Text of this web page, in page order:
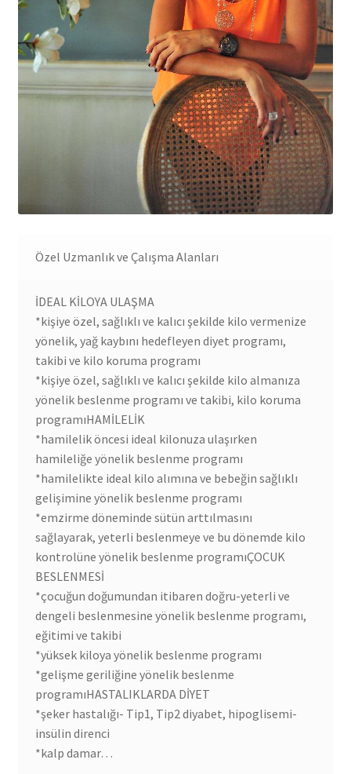
Özel Uzmanlık ve Çalışma Alanları
İDEAL KİLOYA ULAŞMA
*kişiye özel, sağlıklı ve kalıcı şekilde kilo vermenize
yönelik, yağ kaybını hedefleyen diyet programı,
takibi ve kilo koruma programı
*kişiye özel, sağlıklı ve kalıcı şekilde kilo almanıza
yönelik beslenme programı ve takibi, kilo koruma
programıHAMİLELİK
*hamilelik öncesi ideal kilonuza ulaşırken
hamileliğe yönelik beslenme programı
*hamilelikte ideal kilo alımına ve bebeğin sağlıklı
gelişimine yönelik beslenme programı
*emzirme döneminde sütün arttılmasını
sağlayarak, yeterli beslenmeye ve bu dönemde kilo
kontrolüne yönelik beslenme programıÇOCUK
BESLENMESİ
*çocuğun doğumundan itibaren doğru-yeterli ve
dengeli beslenmesine yönelik beslenme programı,
eğitimi ve takibi
*yüksek kiloya yönelik beslenme programı
*gelişme geriliğine yönelik beslenme
programıHASTALIKLARDA DİYET
*şeker hastalığı- Tip1, Tip2 diyabet, hipoglisemi-
insülin direnci
*kalp damar…